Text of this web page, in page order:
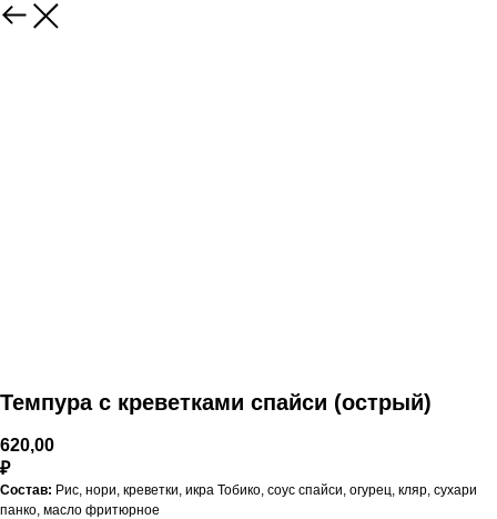
Темпура с креветками спайси (острый)
620,00
₽
Состав: Рис, нори, креветки, икра Тобико, соус спайси, огурец, кляр, сухари
панко, масло фритюрное